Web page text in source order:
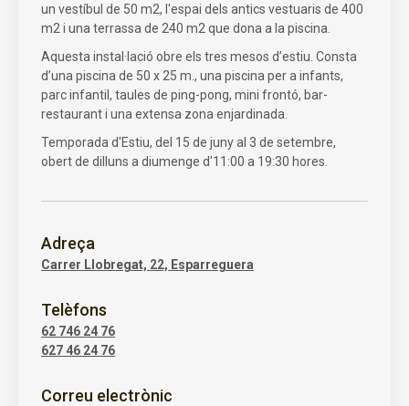
un vestíbul de 50 m2, l'espai dels antics vestuaris de 400
m2 i una terrassa de 240 m2 que dona a la piscina.
Aquesta instal·lació obre els tres mesos d’estiu. Consta
d’una piscina de 50 x 25 m., una piscina per a infants,
parc infantil, taules de ping-pong, mini frontó, bar-
restaurant i una extensa zona enjardinada.
Temporada d'Estiu, del 15 de juny al 3 de setembre,
obert de dilluns a diumenge d'11:00 a 19:30 hores.
Adreça
Carrer Llobregat, 22, Esparreguera
Telèfons
62 746 24 76
627 46 24 76
Correu electrònic